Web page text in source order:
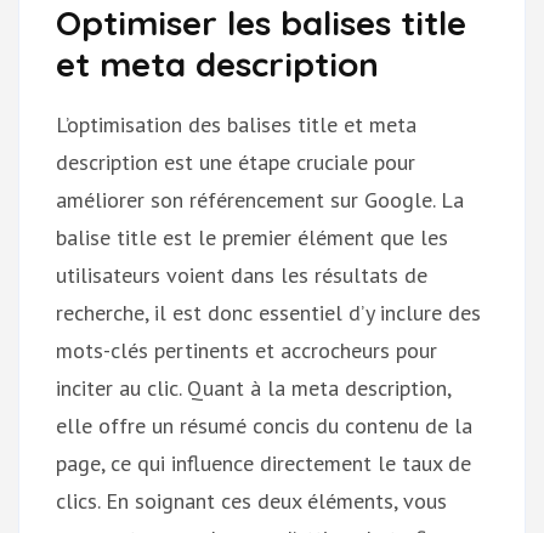
Optimiser les balises title
et meta description
L’optimisation des balises title et meta
description est une étape cruciale pour
améliorer son référencement sur Google. La
balise title est le premier élément que les
utilisateurs voient dans les résultats de
recherche, il est donc essentiel d’y inclure des
mots-clés pertinents et accrocheurs pour
inciter au clic. Quant à la meta description,
elle offre un résumé concis du contenu de la
page, ce qui influence directement le taux de
clics. En soignant ces deux éléments, vous